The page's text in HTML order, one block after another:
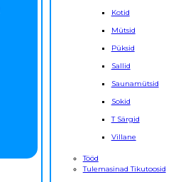
Kotid
Mütsid
Püksid
Sallid
Saunamütsid
Sokid
T Särgid
Villane
Tööd
Tulemasinad Tikutoosid